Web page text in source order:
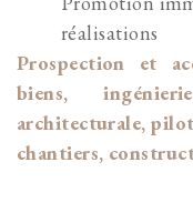
réalisations
Prospection et
biens,
architecturale,
chantiers,